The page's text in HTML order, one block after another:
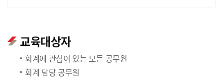
교육대상자
회계에 관심이 있는 모든 공무원
회계 담당 공무원